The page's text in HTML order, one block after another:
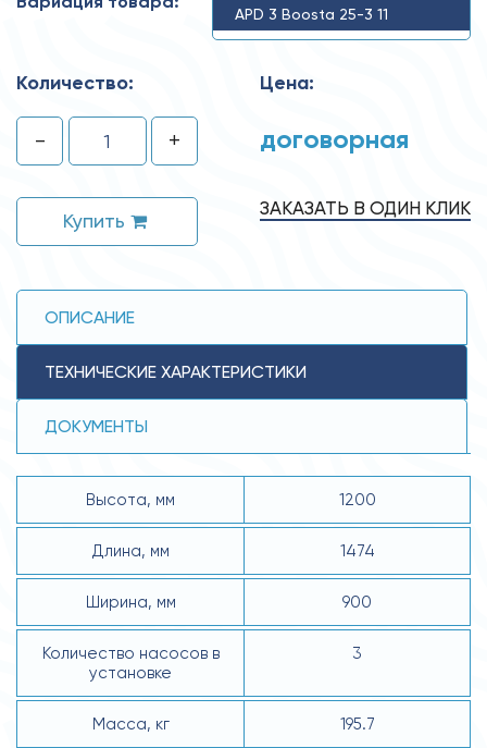
APD 3 Boosta 25-3 11
Количество:
- +
Купить
Цена:
договорная
ЗАКАЗАТЬ В ОДИН КЛИК
ОПИСАНИЕ
ТЕХНИЧЕСКИЕ ХАРАКТЕРИСТИКИ
ДОКУМЕНТЫ
Высота, мм 1200
Длина, мм 1474
Ширина, мм 900
Количество насосов в
установке
3
Масса, кг 195.7